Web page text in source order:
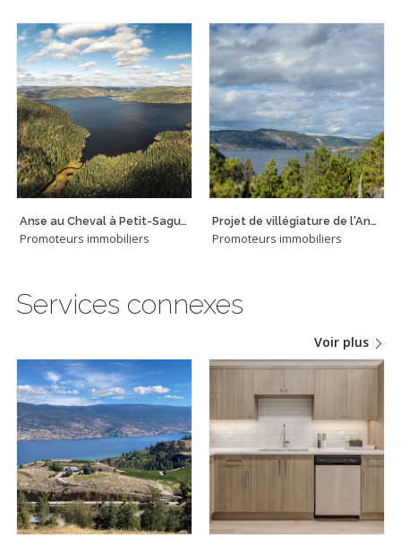
Anse au Cheval à Petit-Saguenay
Promoteurs immobiliers
Projet de villégiature de l'Anse au Cheval
Promoteurs immobiliers
Services connexes
Voir plus